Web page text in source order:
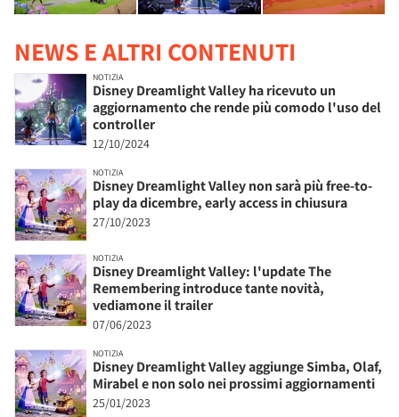
NEWS E ALTRI CONTENUTI
NOTIZIA
Disney Dreamlight Valley ha ricevuto un
aggiornamento che rende più comodo l'uso del
controller
12/10/2024
NOTIZIA
Disney Dreamlight Valley non sarà più free-to-
play da dicembre, early access in chiusura
27/10/2023
NOTIZIA
Disney Dreamlight Valley: l'update The
Remembering introduce tante novità,
vediamone il trailer
07/06/2023
NOTIZIA
Disney Dreamlight Valley aggiunge Simba, Olaf,
Mirabel e non solo nei prossimi aggiornamenti
25/01/2023